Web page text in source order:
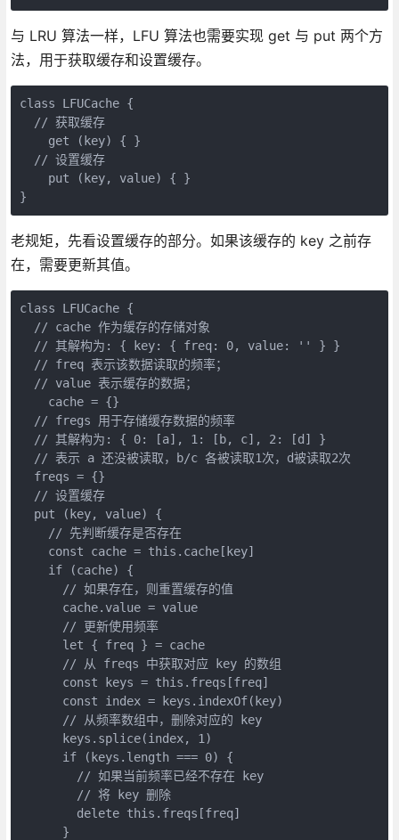
与 LRU 算法一样，LFU 算法也需要实现 get 与 put 两个方
法，用于获取缓存和设置缓存。
class LFUCache {
  // 获取缓存
    get (key) { }
  // 设置缓存
    put (key, value) { }
}
老规矩，先看设置缓存的部分。如果该缓存的 key 之前存
在，需要更新其值。
class LFUCache {
  // cache 作为缓存的存储对象
  // 其解构为: { key: { freq: 0, value: '' } }
  // freq 表示该数据读取的频率；
  // value 表示缓存的数据；
    cache = {}
  // fregs 用于存储缓存数据的频率
  // 其解构为: { 0: [a], 1: [b, c], 2: [d] }
  // 表示 a 还没被读取，b/c 各被读取1次，d被读取2次
  freqs = {}
  // 设置缓存
  put (key, value) {
    // 先判断缓存是否存在
    const cache = this.cache[key]
    if (cache) {
      // 如果存在，则重置缓存的值
      cache.value = value
      // 更新使用频率
      let { freq } = cache
      // 从 freqs 中获取对应 key 的数组
      const keys = this.freqs[freq]
      const index = keys.indexOf(key)
      // 从频率数组中，删除对应的 key
      keys.splice(index, 1)
      if (keys.length === 0) {
        // 如果当前频率已经不存在 key
        // 将 key 删除
        delete this.freqs[freq]
      }